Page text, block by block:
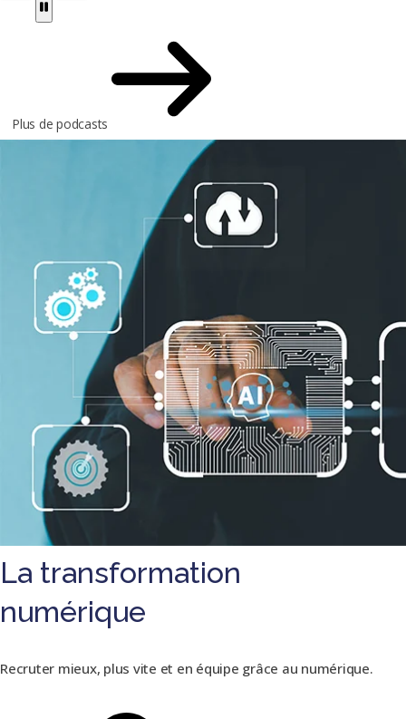
Plus de podcasts
La transformation
numérique
Recruter mieux, plus vite et en équipe grâce au numérique.